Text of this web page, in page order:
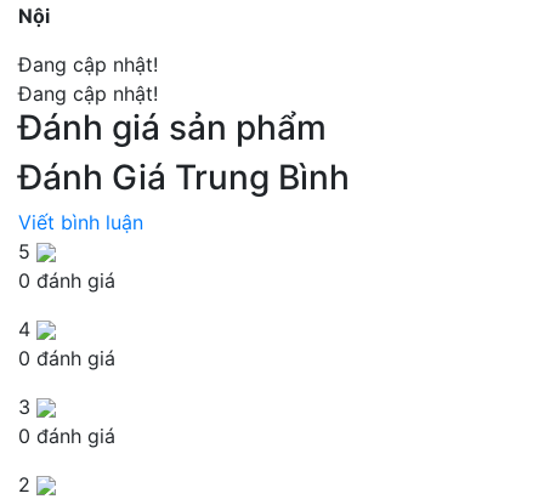
Nội
Đang cập nhật!
Đang cập nhật!
Đánh giá sản phẩm
Đánh Giá Trung Bình
Viết bình luận
5
0 đánh giá
4
0 đánh giá
3
0 đánh giá
2